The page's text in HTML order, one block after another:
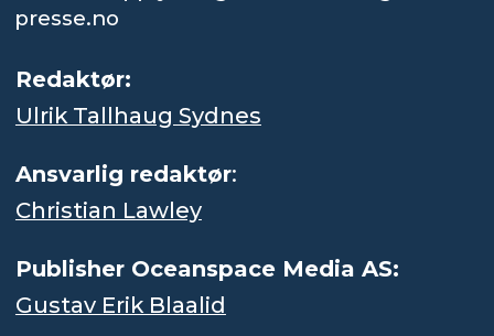
presse.no
Redaktør:
Ulrik Tallhaug Sydnes
Ansvarlig redaktør:
Christian Lawley
Publisher Oceanspace Media AS:
Gustav Erik Blaalid